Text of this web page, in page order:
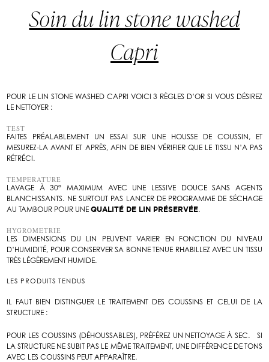
Soin du lin stone washed
Capri
POUR LE LIN STONE WASHED CAPRI VOICI 3 RÈGLES D’OR SI VOUS DÉSIREZ
LE NETTOYER :
TEST
FAITES PRÉALABLEMENT UN ESSAI SUR UNE HOUSSE DE COUSSIN, ET
MESUREZ-LA AVANT ET APRÈS, AFIN DE BIEN VÉRIFIER QUE LE TISSU N’A PAS
RÉTRÉCI.
TEMPERATURE
LAVAGE À 30° MAXIMUM AVEC UNE LESSIVE DOUCE SANS AGENTS
BLANCHISSANTS. NE SURTOUT PAS LANCER DE PROGRAMME DE SÉCHAGE
AU TAMBOUR POUR UNEQUALITÉ DE LIN PRÉSERVÉE.
HYGROMETRIE
LES DIMENSIONS DU LIN PEUVENT VARIER EN FONCTION DU NIVEAU
D’HUMIDITÉ, POUR CONSERVER SA BONNE TENUE RHABILLEZ AVEC UN TISSU
TRÈS LÉGÈREMENT HUMIDE.
LES PRODUITS TENDUS
IL FAUT BIEN DISTINGUER LE TRAITEMENT DES COUSSINS ET CELUI DE LA
STRUCTURE :
POUR LES COUSSINS (DÉHOUSSABLES), PRÉFÉREZ UN NETTOYAGE À SEC. SI
LA STRUCTURE NE SUBIT PAS LE MÊME TRAITEMENT, UNE DIFFÉRENCE DE TONS
AVEC LES COUSSINS PEUT APPARAÎTRE.